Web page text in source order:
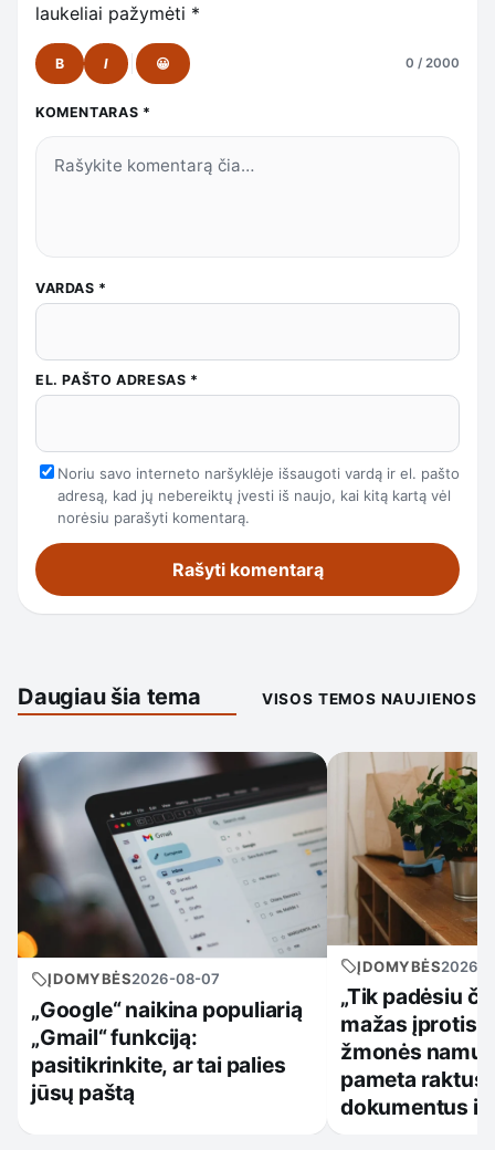
laukeliai pažymėti *
B I 😀 0 / 2000
KOMENTARAS *
VARDAS *
EL. PAŠTO ADRESAS *
Noriu savo interneto naršyklėje išsaugoti vardą ir el. pašto
adresą, kad jų nebereiktų įvesti iš naujo, kai kitą kartą vėl
norėsiu parašyti komentarą.
Daugiau šia tema VISOS TEMOS NAUJIENOS
ĮDOMYBĖS2026-08-07
„Google“ naikina populiarią
„Gmail“ funkciją:
pasitikrinkite, ar tai palies
jūsų paštą
ĮDOMYBĖS2026-
„Tik padėsiu
mažas įprotis,
žmonės
pameta raktus,
dokumentus ir